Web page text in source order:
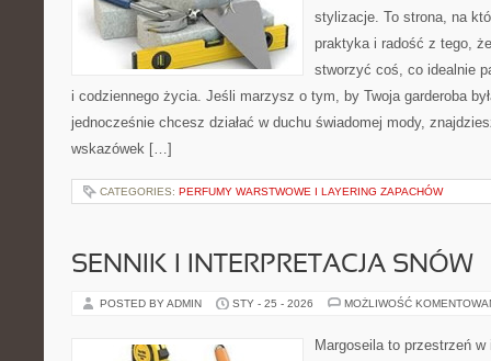
stylizacje. To strona, na
praktyka i radość z tego,
stworzyć coś, co idealnie
i codziennego życia. Jeśli marzysz o tym, by Twoja garderoba
jednocześnie chcesz działać w duchu świadomej mody,
wskazówek […]
CATEGORIES: PERFUMY WARSTWOWE I LAYERING ZAPACHÓW
SENNIK I INTERPRETACJA SNÓW
POSTED BY ADMIN STY - 25 - 2026 MOŻLIWOŚĆ
Margoseila to przestrzeń